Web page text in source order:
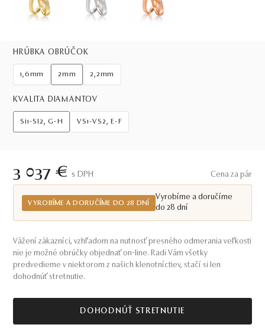
HRÚBKA OBRÚČOK
1,6mm 2mm 2,2mm
KVALITA DIAMANTOV
Si1-SI2, G-H VS1-VS2, E-F
3 037 € S DPH Cena za pár
VYROBÍME A DORUČÍME DO 28 DNÍ
Vyrobíme a doručíme
do 28 dní
Vážení zákazníci, vzhľadom na nutnosť presného odmerania veľkosti
nie je možné obrúčky objednať on-line. Radi Vám všetky
predvedieme v niektorom z našich klenotníctiev, stačí si len
dohodnúť stretnutie.
DOHODNÚŤ STRETNUTIE